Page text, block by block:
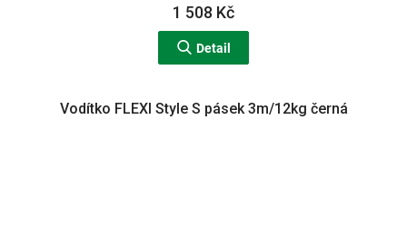
1 508 Kč
Detail
Vodítko FLEXI Style S pásek 3m/12kg černá